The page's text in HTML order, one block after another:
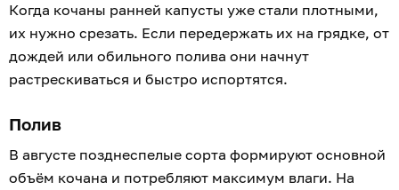
Когда кочаны ранней капусты уже стали плотными,
их нужно срезать. Если передержать их на грядке, от
дождей или обильного полива они начнут
растрескиваться и быстро испортятся.
Полив
В августе позднеспелые сорта формируют основной
объём кочана и потребляют максимум влаги. На